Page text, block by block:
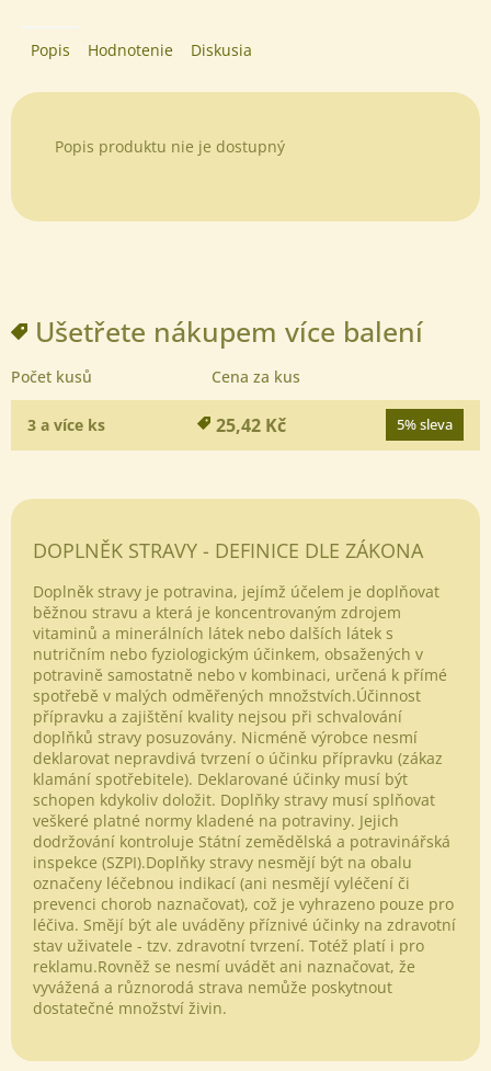
Popis Hodnotenie Diskusia
Popis produktu nie je dostupný
Ušetřete nákupem více balení
Počet kusů Cena za kus
3 a více ks 25,42 Kč 5% sleva
DOPLNĚK STRAVY - DEFINICE DLE ZÁKONA
Doplněk stravy je potravina, jejímž účelem je doplňovat
běžnou stravu a která je koncentrovaným zdrojem
vitaminů a minerálních látek nebo dalších látek s
nutričním nebo fyziologickým účinkem, obsažených v
potravině samostatně nebo v kombinaci, určená k přímé
spotřebě v malých odměřených množstvích.Účinnost
přípravku a zajištění kvality nejsou při schvalování
doplňků stravy posuzovány. Nicméně výrobce nesmí
deklarovat nepravdivá tvrzení o účinku přípravku (zákaz
klamání spotřebitele). Deklarované účinky musí být
schopen kdykoliv doložit. Doplňky stravy musí splňovat
veškeré platné normy kladené na potraviny. Jejich
dodržování kontroluje Státní zemědělská a potravinářská
inspekce (SZPI).Doplňky stravy nesmějí být na obalu
označeny léčebnou indikací (ani nesmějí vyléčení či
prevenci chorob naznačovat), což je vyhrazeno pouze pro
léčiva. Smějí být ale uváděny příznivé účinky na zdravotní
stav uživatele - tzv. zdravotní tvrzení. Totéž platí i pro
reklamu.Rovněž se nesmí uvádět ani naznačovat, že
vyvážená a různorodá strava nemůže poskytnout
dostatečné množství živin.